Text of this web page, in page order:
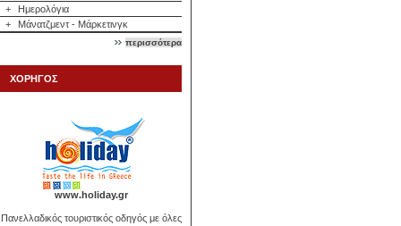
+
Ημερολόγια
+
Μάνατζμεντ - Μάρκετινγκ
περισσότερα
ΧΟΡΗΓΟΣ
www.holiday.gr
Πανελλαδικός τουριστικός οδηγός με όλες